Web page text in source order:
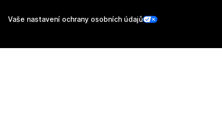
Vaše nastavení ochrany osobních údajů